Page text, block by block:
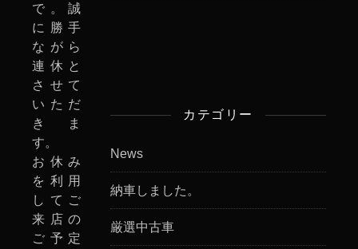
で。誠
に勝手
ながら
連休と
させて
いただ
きま
す。
お休み
を利用
してご
来店の
ご予定
カテゴリー
News
納車しました。
厳選中古車